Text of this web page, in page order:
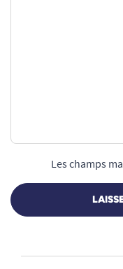
Les champs